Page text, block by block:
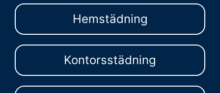
Hemstädning
Kontorsstädning